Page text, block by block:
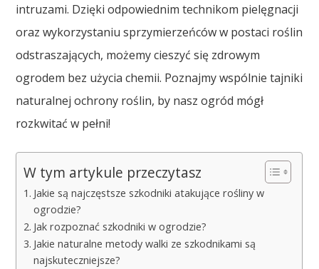
intruzami. Dzięki odpowiednim technikom pielęgnacji
oraz wykorzystaniu sprzymierzeńców w postaci roślin
odstraszających, możemy cieszyć się zdrowym
ogrodem bez użycia chemii. Poznajmy wspólnie tajniki
naturalnej ochrony roślin, by nasz ogród mógł
rozkwitać w pełni!
W tym artykule przeczytasz
Jakie są najczęstsze szkodniki atakujące rośliny w
ogrodzie?
Jak rozpoznać szkodniki w ogrodzie?
Jakie naturalne metody walki ze szkodnikami są
najskuteczniejsze?